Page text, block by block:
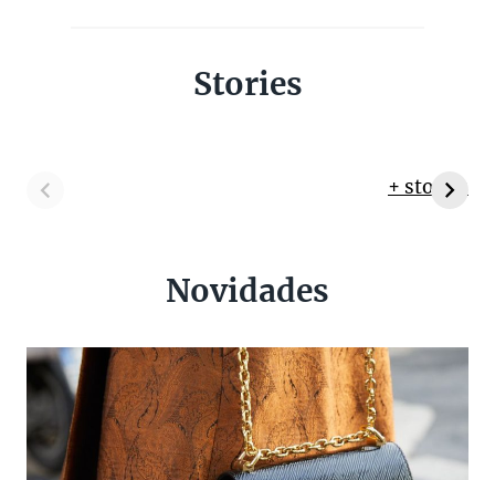
Stories
+ stories
Novidades